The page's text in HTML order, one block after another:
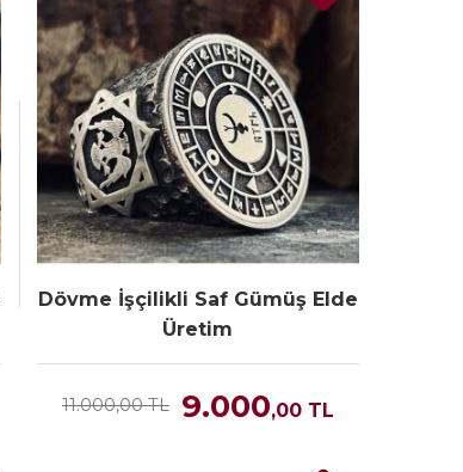
Dövme İşçilikli Saf Gümüş Elde
Üretim
11.000,00 TL 9.000,00TL